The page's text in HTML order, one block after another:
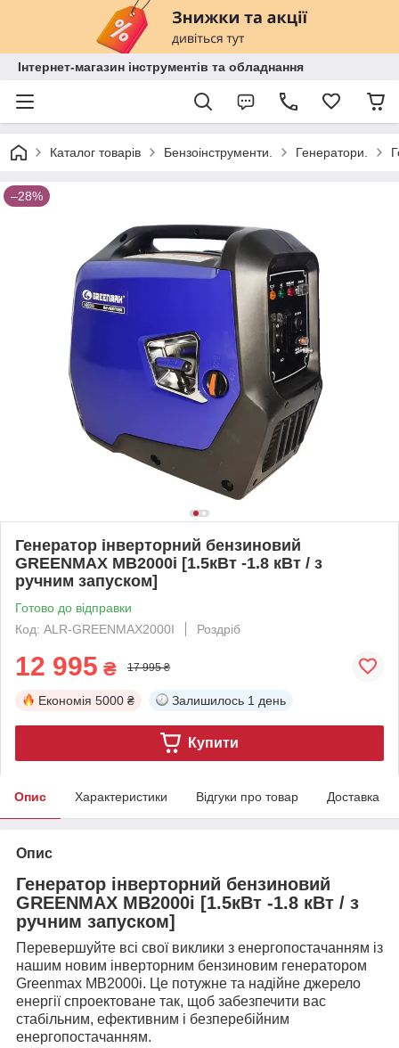
Інтернет-магазин інструментів та обладнання
Каталог товарів Бензоінструменти. Генератори.
–28%
Генератор інверторний бензиновий
GREENMAX MB2000i [1.5кВт -1.8 кВт / з
ручним запуском]
Готово до відправки
Код: ALR-GREENMAX2000I
Роздріб
12 995 ₴ 17 995 ₴
Економія 5000 ₴ Залишилось 1 день
Купити
Опис Характеристики Відгуки про товар Доставка
Опис
Генератор інверторний бензиновий
GREENMAX MB2000i [1.5кВт -1.8 кВт / з
ручним запуском]
Перевершуйте всі свої виклики з енергопостачанням із
нашим новим інверторним бензиновим генератором
Greenmax MB2000i. Це потужне та надійне джерело
енергії спроектоване так, щоб забезпечити вас
стабільним, ефективним і безперебійним
енергопостачанням.